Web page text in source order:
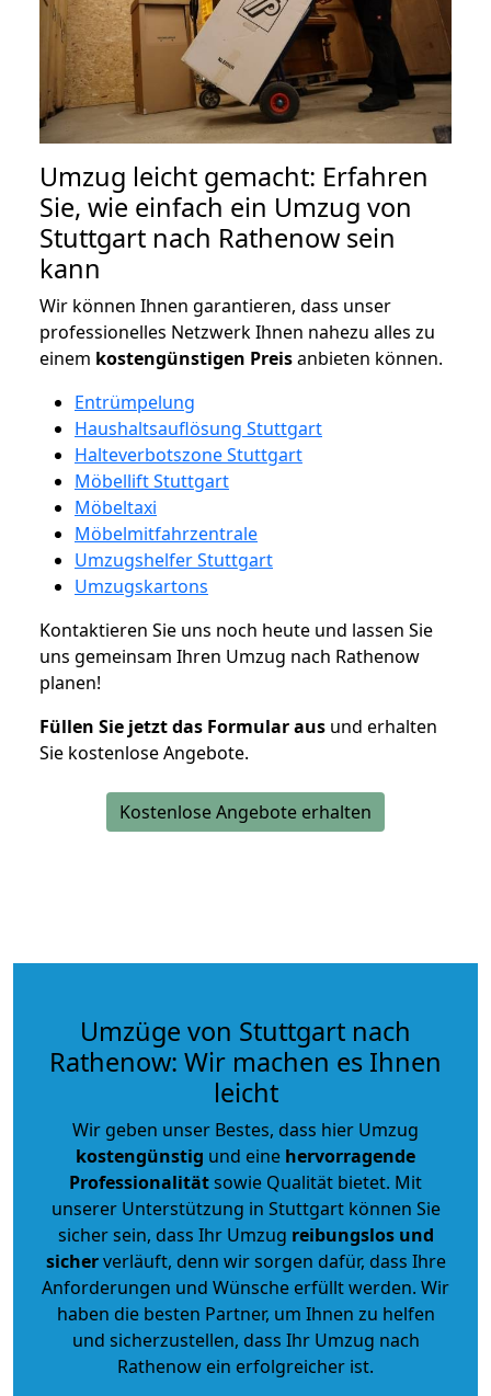
Umzug leicht gemacht: Erfahren
Sie, wie einfach ein Umzug von
Stuttgart nach Rathenow sein
kann
Wir können Ihnen garantieren, dass unser
professionelles Netzwerk Ihnen nahezu alles zu
einem kostengünstigen Preisanbieten können.
Entrümpelung
Haushaltsauflösung Stuttgart
Halteverbotszone Stuttgart
Möbellift Stuttgart
Möbeltaxi
Möbelmitfahrzentrale
Umzugshelfer Stuttgart
Umzugskartons
Kontaktieren Sie uns noch heute und lassen Sie
uns gemeinsam Ihren Umzug nach Rathenow
planen!
Füllen Sie jetzt das Formular aus und erhalten
Sie kostenlose Angebote.
Kostenlose Angebote erhalten
Umzüge von Stuttgart nach
Rathenow: Wir machen es Ihnen
leicht
Wir geben unser Bestes, dass hier Umzug
kostengünstig und eine hervorragende
Professionalitätsowie Qualität bietet. Mit
unserer Unterstützung in Stuttgart können Sie
sicher sein, dass Ihr Umzug reibungslos und
sicherverläuft, denn wir sorgen dafür, dass Ihre
Anforderungen und Wünsche erfüllt werden. Wir
haben die besten Partner, um Ihnen zu helfen
und sicherzustellen, dass Ihr Umzug nach
Rathenow ein erfolgreicher ist.